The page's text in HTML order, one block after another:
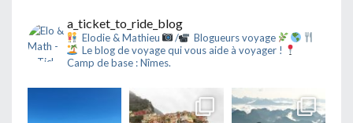
a_ticket_to_ride_blog
Elodie & Mathieu /
Blogueurs voyage
Le blog de voyage qui vous aide à voyager !
Camp de base : Nîmes.